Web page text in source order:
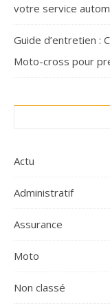
votre service
Guide d’entretien :
Moto-cross pour
Actu
Administratif
Assurance
Moto
Non classé